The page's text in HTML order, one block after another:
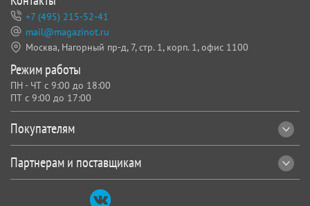
Покупателям
Партнерам и поставщикам
+7 (495) 215-52-41
mail@magazinot.ru
Москва, Нагорный пр-д, 7, стр. 1, корп. 1, офис 1100
Режим работы
ПН - ЧТ с 9:00 до 18:00
ПТ с 9:00 до 17:00